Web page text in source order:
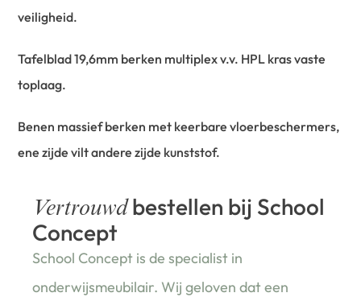
veiligheid.
Tafelblad 19,6mm berken multiplex v.v. HPL kras vaste
toplaag.
Benen massief berken met keerbare vloerbeschermers,
ene zijde vilt andere zijde kunststof.
Vertrouwdbestellen bij School
Concept
School Concept is de specialist in
onderwijsmeubilair. Wij geloven dat een